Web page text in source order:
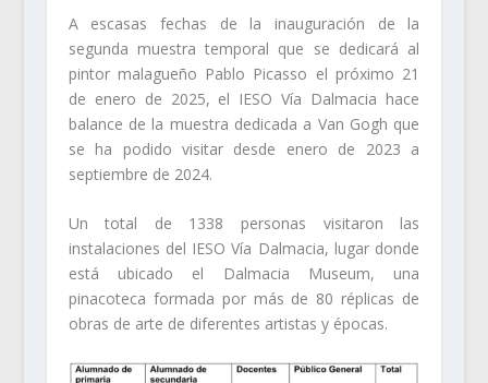
A escasas fechas de la inauguración de la
segunda muestra temporal que se dedicará al
pintor malagueño Pablo Picasso el próximo 21
de enero de 2025, el IESO Vía Dalmacia hace
balance de la muestra dedicada a Van Gogh que
se ha podido visitar desde enero de 2023 a
septiembre de 2024.
Un total de 1338 personas visitaron las
instalaciones del IESO Vía Dalmacia, lugar donde
está ubicado el Dalmacia Museum, una
pinacoteca formada por más de 80 réplicas de
obras de arte de diferentes artistas y épocas.